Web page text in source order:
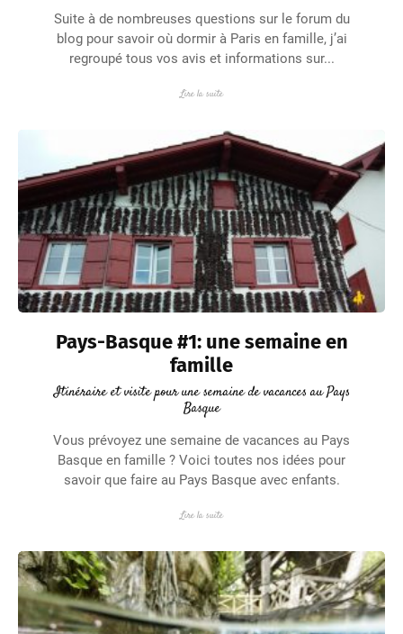
Suite à de nombreuses questions sur le forum du
blog pour savoir où dormir à Paris en famille, j’ai
regroupé tous vos avis et informations sur...
Lire la suite
Pays-Basque #1: une semaine en
famille
Itinéraire et visite pour une semaine de vacances au Pays
Basque
Vous prévoyez une semaine de vacances au Pays
Basque en famille ? Voici toutes nos idées pour
savoir que faire au Pays Basque avec enfants.
Lire la suite